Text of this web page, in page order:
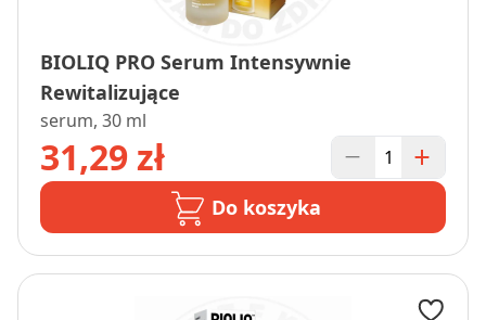
BIOLIQ PRO Serum Intensywnie
Rewitalizujące
serum, 30 ml
31,29 zł
Do koszyka